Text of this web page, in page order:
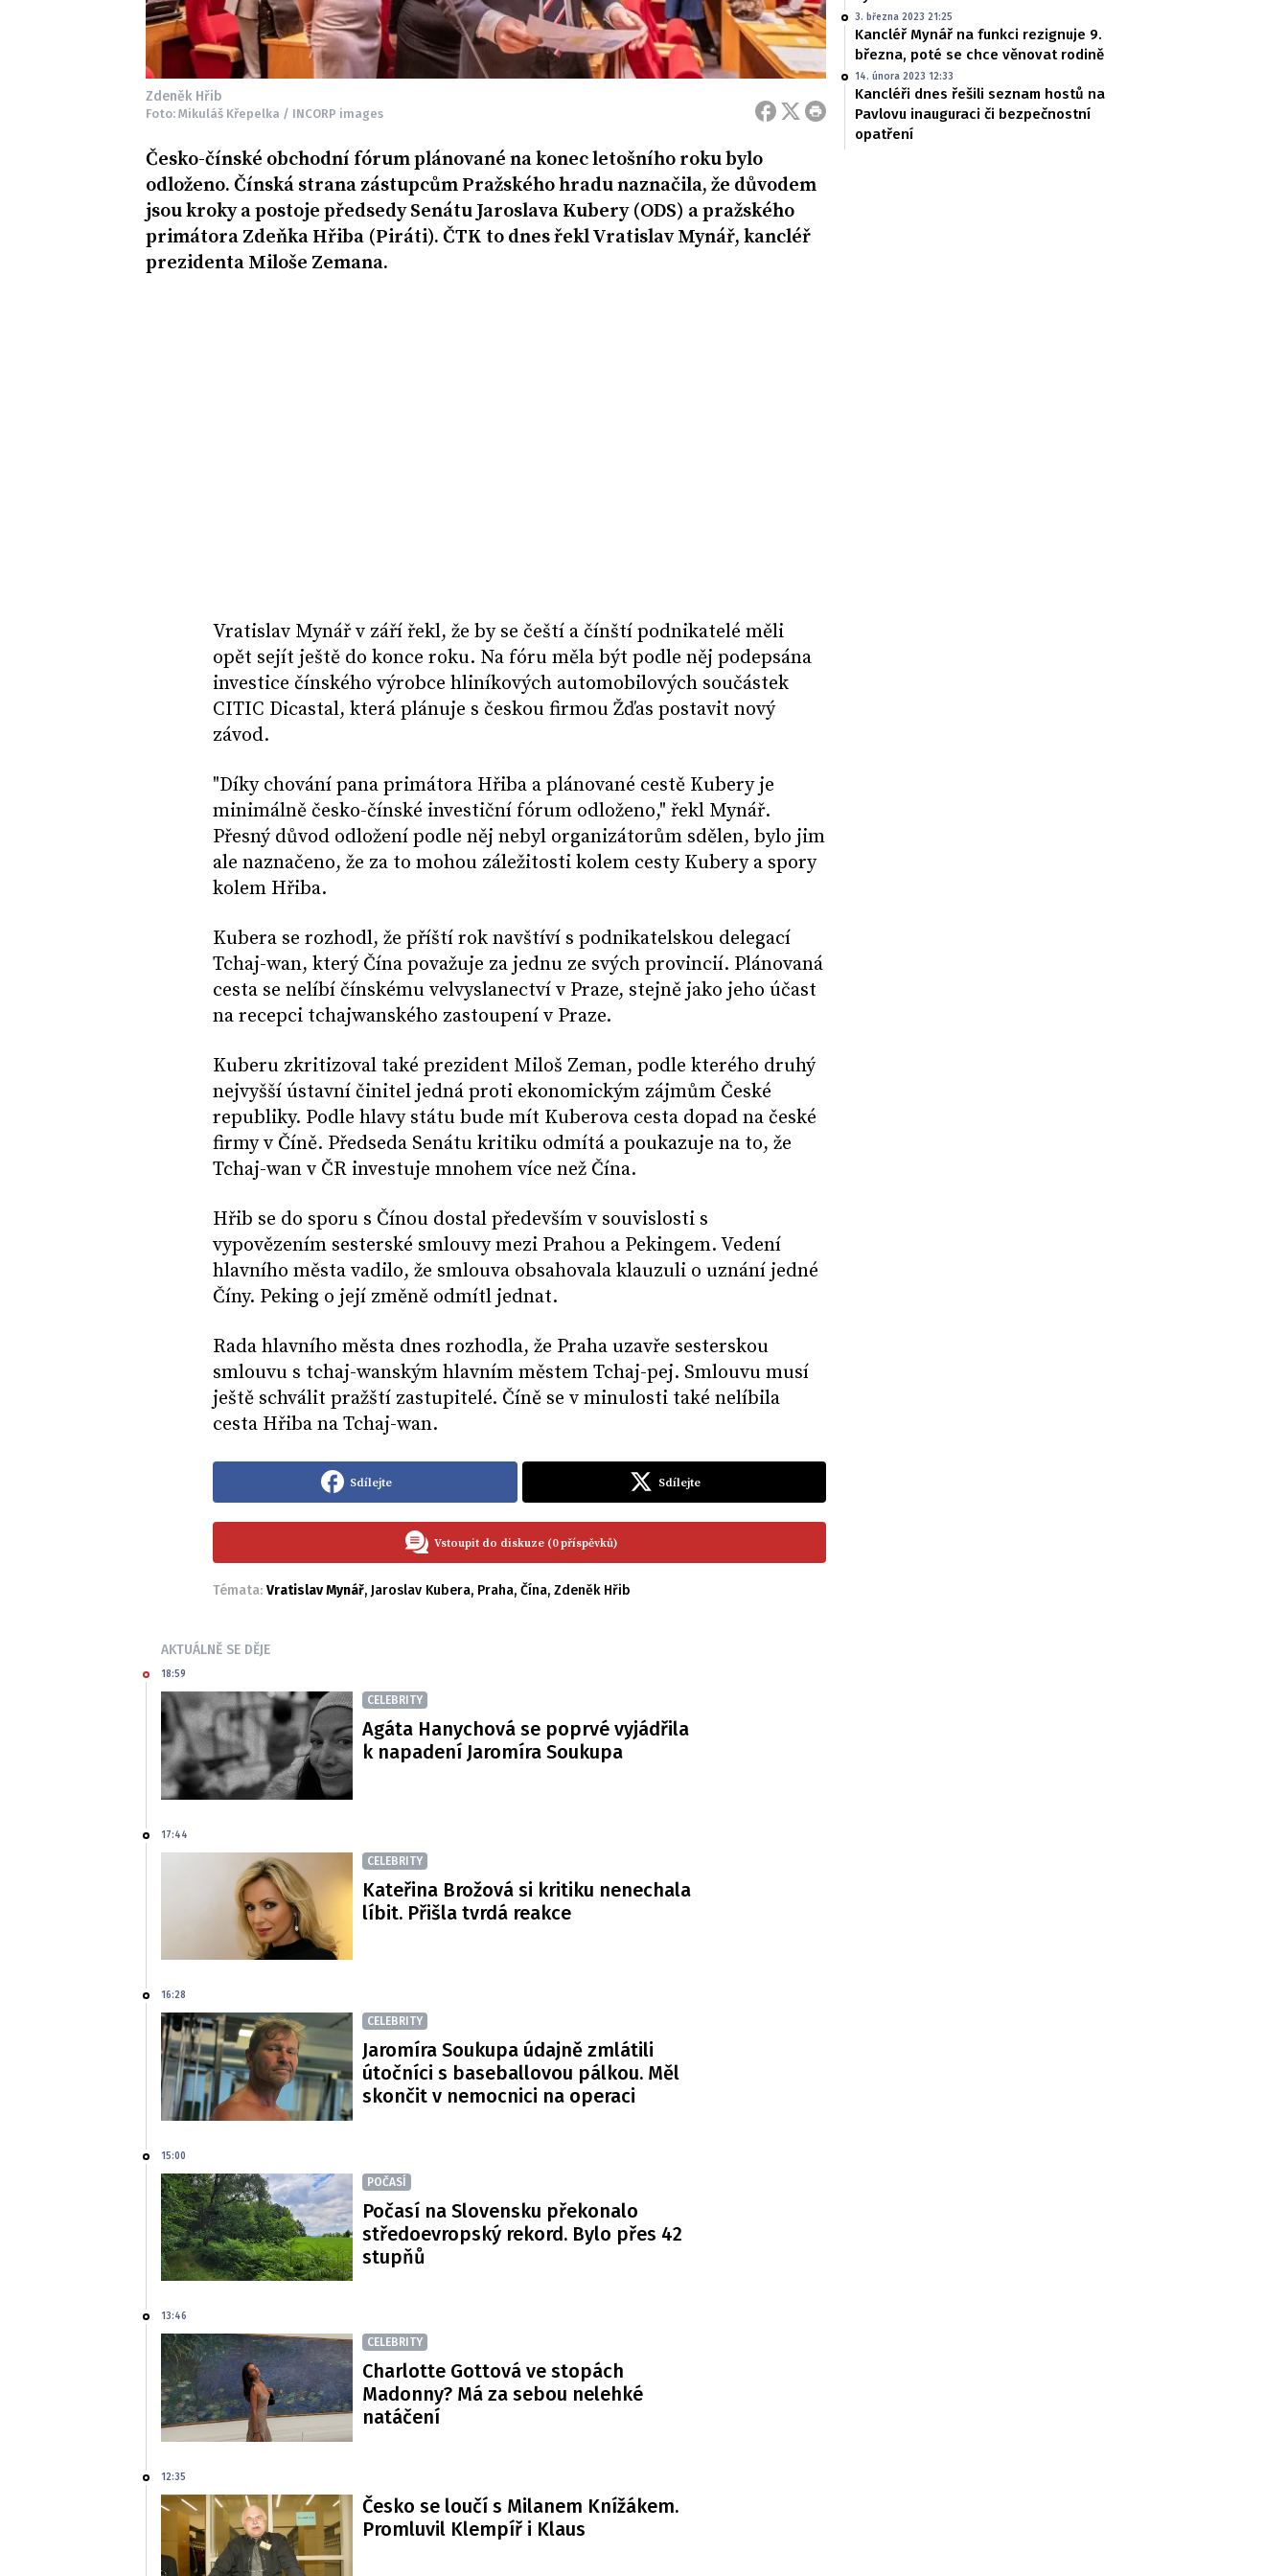
Zdeněk Hřib
Foto: Mikuláš Křepelka / INCORP images
Česko-čínské obchodní fórum plánované na konec letošního roku bylo
odloženo. Čínská strana zástupcům Pražského hradu naznačila, že důvodem
jsou kroky a postoje předsedy Senátu Jaroslava Kubery (ODS) a pražského
primátora Zdeňka Hřiba (Piráti). ČTK to dnes řekl Vratislav Mynář, kancléř
prezidenta Miloše Zemana.
Vratislav Mynář v září řekl, že by se čeští a čínští podnikatelé měli
opět sejít ještě do konce roku. Na fóru měla být podle něj podepsána
investice čínského výrobce hliníkových automobilových součástek
CITIC Dicastal, která plánuje s českou firmou Žďas postavit nový
závod.
"Díky chování pana primátora Hřiba a plánované cestě Kubery je
minimálně česko-čínské investiční fórum odloženo," řekl Mynář.
Přesný důvod odložení podle něj nebyl organizátorům sdělen, bylo jim
ale naznačeno, že za to mohou záležitosti kolem cesty Kubery a spory
kolem Hřiba.
Kubera se rozhodl, že příští rok navštíví s podnikatelskou delegací
Tchaj-wan, který Čína považuje za jednu ze svých provincií. Plánovaná
cesta se nelíbí čínskému velvyslanectví v Praze, stejně jako jeho účast
na recepci tchajwanského zastoupení v Praze.
Kuberu zkritizoval také prezident Miloš Zeman, podle kterého druhý
nejvyšší ústavní činitel jedná proti ekonomickým zájmům České
republiky. Podle hlavy státu bude mít Kuberova cesta dopad na české
firmy v Číně. Předseda Senátu kritiku odmítá a poukazuje na to, že
Tchaj-wan v ČR investuje mnohem více než Čína.
Hřib se do sporu s Čínou dostal především v souvislosti s
vypovězením sesterské smlouvy mezi Prahou a Pekingem. Vedení
hlavního města vadilo, že smlouva obsahovala klauzuli o uznání jedné
Číny. Peking o její změně odmítl jednat.
Rada hlavního města dnes rozhodla, že Praha uzavře sesterskou
smlouvu s tchaj-wanským hlavním městem Tchaj-pej. Smlouvu musí
ještě schválit pražští zastupitelé. Číně se v minulosti také nelíbila
cesta Hřiba na Tchaj-wan.
Sdílejte Sdílejte
Vstoupit do diskuze (0 příspěvků)
Témata: Vratislav Mynář, Jaroslav Kubera, Praha, Čína, Zdeněk Hřib
3. března 2023 21:25
Kancléř Mynář na funkci rezignuje 9.
března, poté se chce věnovat rodině
14. února 2023 12:33
Kancléři dnes řešili seznam hostů na
Pavlovu inauguraci či bezpečnostní
opatření
AKTUÁLNĚ SE DĚJE
18:59
CELEBRITY
Agáta Hanychová se poprvé vyjádřila
k napadení Jaromíra Soukupa
17:44
CELEBRITY
Kateřina Brožová si kritiku nenechala
líbit. Přišla tvrdá reakce
16:28
CELEBRITY
Jaromíra Soukupa údajně zmlátili
útočníci s baseballovou pálkou. Měl
skončit v nemocnici na operaci
15:00
POČASÍ
Počasí na Slovensku překonalo
středoevropský rekord. Bylo přes 42
stupňů
13:46
CELEBRITY
Charlotte Gottová ve stopách
Madonny? Má za sebou nelehké
natáčení
12:35
Česko se loučí s Milanem Knížákem.
Promluvil Klempíř i Klaus